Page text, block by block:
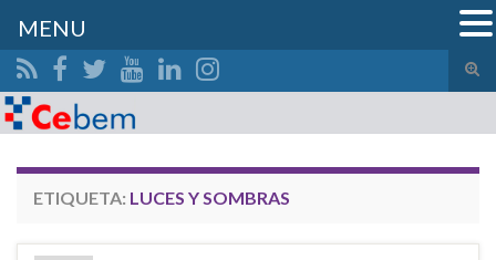
el
Search for:
ETIQUETA: LUCES Y SOMBRAS
MENU